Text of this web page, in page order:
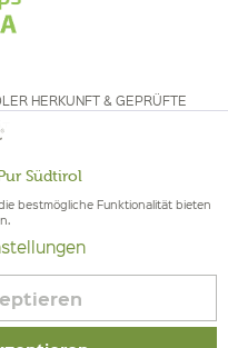
HERKUNFT & GEPRÜFTE
Aktiv
Inaktiv
Inaktiv
Südtirol
bestmögliche Funktionalität bieten